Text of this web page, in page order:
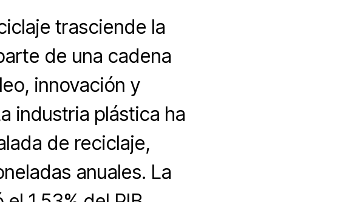
trasciende la
de una cadena
innovación y
industria plástica ha
de reciclaje,
anuales. La